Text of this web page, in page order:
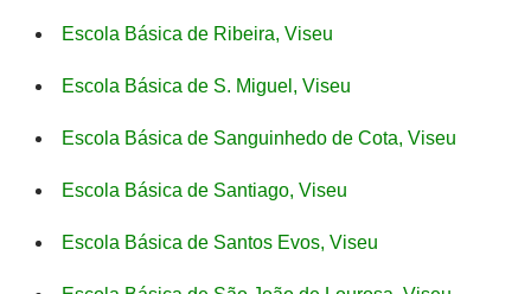
Escola Básica de Ribeira, Viseu
Escola Básica de S. Miguel, Viseu
Escola Básica de Sanguinhedo de Cota, Viseu
Escola Básica de Santiago, Viseu
Escola Básica de Santos Evos, Viseu